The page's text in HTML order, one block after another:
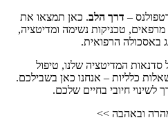
– דרך הלב. כאן תמצאו את
טכניקות נשימה ומדיטציה,
באסכולה הרפואית.
סדנאות המדיטציה שלנו, טיפול
כלליות – אנחנו כאן בשבילכם.
לשינוי חיובי בחיים שלכם.
ובאהבה >>